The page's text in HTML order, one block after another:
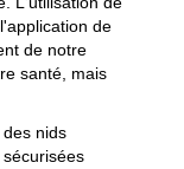
de
de notre
santé, mais
nids